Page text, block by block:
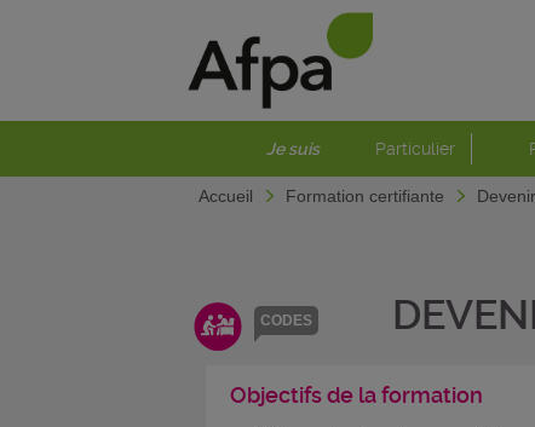
Je suis Particulier
Accueil Formation certifiante
CODES
Objectifs de la formation